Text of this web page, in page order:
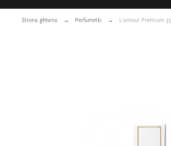
Strona główna Perfumetki L'amour Premium 35